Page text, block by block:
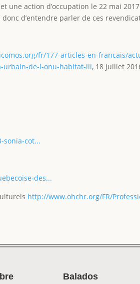
une action d’occupation le 22 mai
d’entendre parler de ces
fr/177-articles-en-francais/
urbain-de-l-onu-habitat-iii, 18 juillet
sonia-cot...
des...
http://www.ohchr.org/FR/
Balados